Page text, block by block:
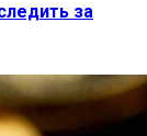
за